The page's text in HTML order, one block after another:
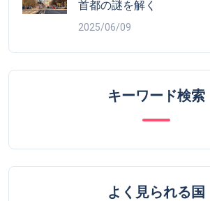
首都の謎を解く
2025/06/09
キーワード検索
よく見られる国